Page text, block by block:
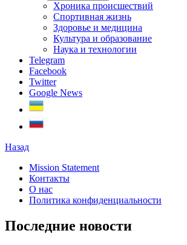
Хроника происшествий
Спортивная жизнь
Здоровье и медицина
Культура и образование
Наука и технологии
Telegram
Facebook
Twitter
Google News
Назад
Mission Statement
Контакты
О нас
Политика конфиденциальности
Последние новости